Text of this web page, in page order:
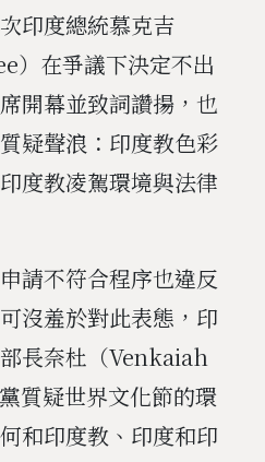
印度總統慕克吉
）在爭議下決定不出
開幕並致詞讚揚，也
疑聲浪：印度教色彩
度教凌駕環境與法律
請不符合程序也違反
沒羞於對此表態，印
長奈杜（Venkaiah
質疑世界文化節的環
和印度教、印度和印